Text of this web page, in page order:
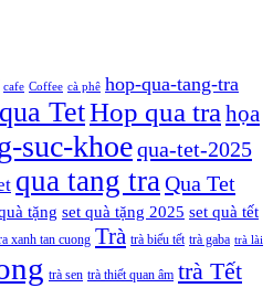
cafe Coffee cà phê hop-qua-tang-tra
TetHop qua tra họa
suc-khoequa-tet-2025
qua tang traQua Tet
tặng set quà tặng 2025 set quà tết
xanh tan cuong Trà trà biếu tết trà gaba trà lài
trà sen trà thiết quan âm trà Tết